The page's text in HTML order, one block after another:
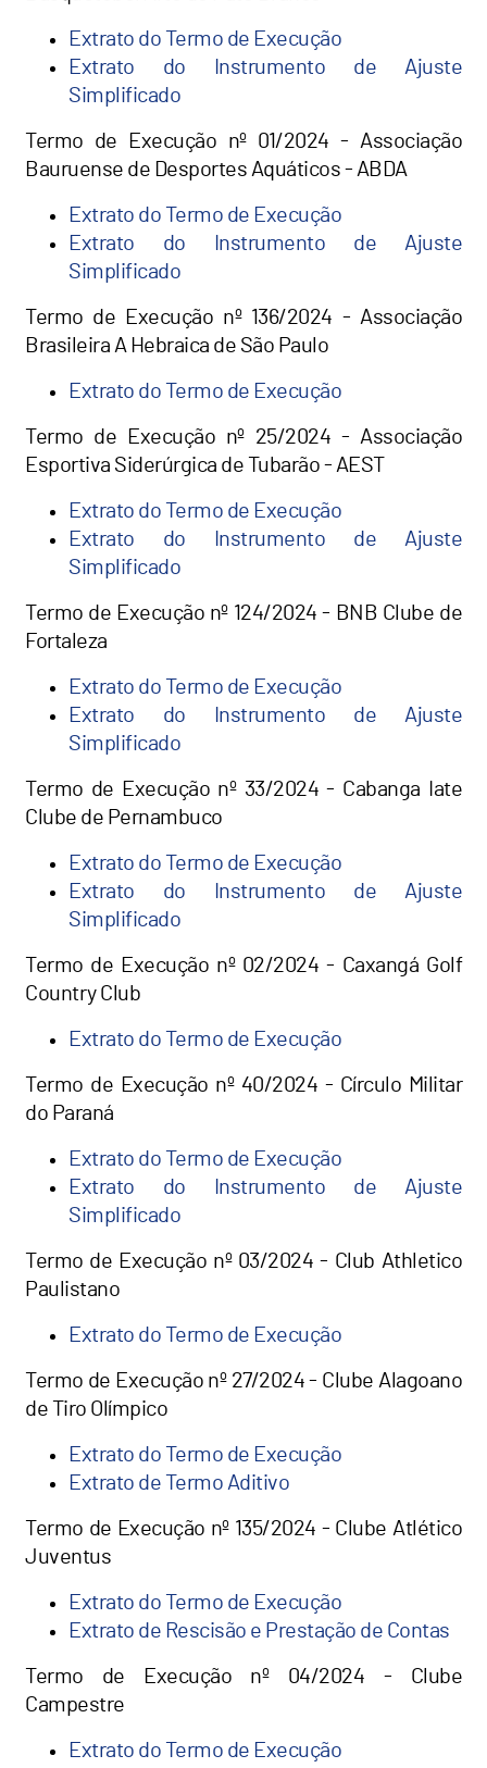
Extrato do Termo de Execução
Extrato do Instrumento de Ajuste
Simplificado
Termo de Execução nº 01/2024 - Associação
Bauruense de Desportes Aquáticos - ABDA
Extrato do Termo de Execução
Extrato do Instrumento de Ajuste
Simplificado
Termo de Execução nº 136/2024 - Associação
Brasileira A Hebraica de São Paulo
Extrato do Termo de Execução
Termo de Execução nº 25/2024 - Associação
Esportiva Siderúrgica de Tubarão - AEST
Extrato do Termo de Execução
Extrato do Instrumento de Ajuste
Simplificado
Termo de Execução nº 124/2024 - BNB Clube de
Fortaleza
Extrato do Termo de Execução
Extrato do Instrumento de Ajuste
Simplificado
Termo de Execução nº 33/2024 - Cabanga Iate
Clube de Pernambuco
Extrato do Termo de Execução
Extrato do Instrumento de Ajuste
Simplificado
Termo de Execução nº 02/2024 - Caxangá Golf
Country Club
Extrato do Termo de Execução
Termo de Execução nº 40/2024 - Círculo Militar
do Paraná
Extrato do Termo de Execução
Extrato do Instrumento de Ajuste
Simplificado
Termo de Execução nº 03/2024 - Club Athletico
Paulistano
Extrato do Termo de Execução
Termo de Execução nº 27/2024 - Clube Alagoano
de Tiro Olímpico
Extrato do Termo de Execução
Extrato de Termo Aditivo
Termo de Execução nº 135/2024 - Clube Atlético
Juventus
Extrato do Termo de Execução
Extrato de Rescisão e Prestação de Contas
Termo de Execução nº 04/2024 - Clube
Campestre
Extrato do Termo de Execução